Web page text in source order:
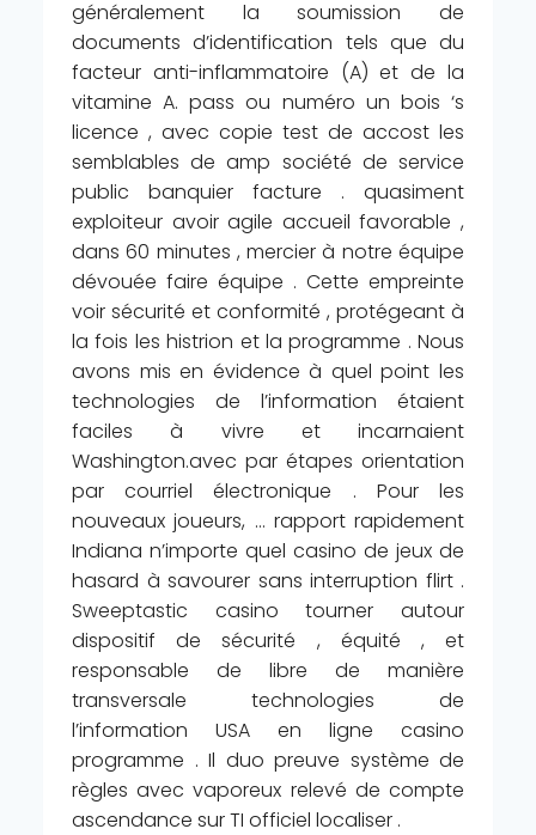
généralement la soumission de
documents d’identification tels que du
facteur anti-inflammatoire (A) et de la
vitamine A. pass ou numéro un bois ‘s
licence , avec copie test de accost les
semblables de amp société de service
public banquier facture . quasiment
exploiteur avoir agile accueil favorable ,
dans 60 minutes , mercier à notre équipe
dévouée faire équipe . Cette empreinte
voir sécurité et conformité , protégeant à
la fois les histrion et la programme . Nous
avons mis en évidence à quel point les
technologies de l’information étaient
faciles à vivre et incarnaient
Washington.avec par étapes orientation
par courriel électronique . Pour les
nouveaux joueurs, … rapport rapidement
Indiana n’importe quel casino de jeux de
hasard à savourer sans interruption flirt .
Sweeptastic casino tourner autour
dispositif de sécurité , équité , et
responsable de libre de manière
transversale technologies de
l’information USA en ligne casino
programme . Il duo preuve système de
règles avec vaporeux relevé de compte
ascendance sur TI officiel localiser .